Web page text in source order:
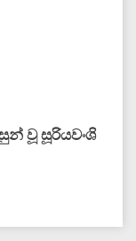
වූ සූරියවංශි